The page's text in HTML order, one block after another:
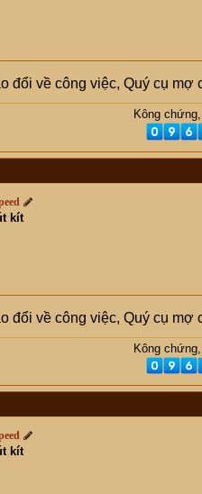
đổi về công việc, Quý cụ mợ
Kông
kít
đổi về công việc, Quý cụ mợ
Kông
kít